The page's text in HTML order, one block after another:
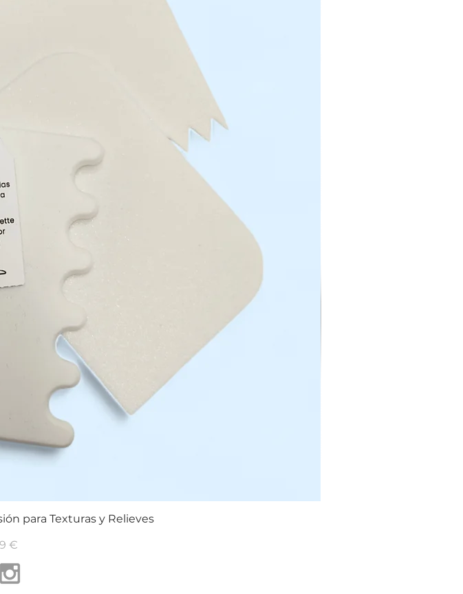
para Texturas y Relieves
€